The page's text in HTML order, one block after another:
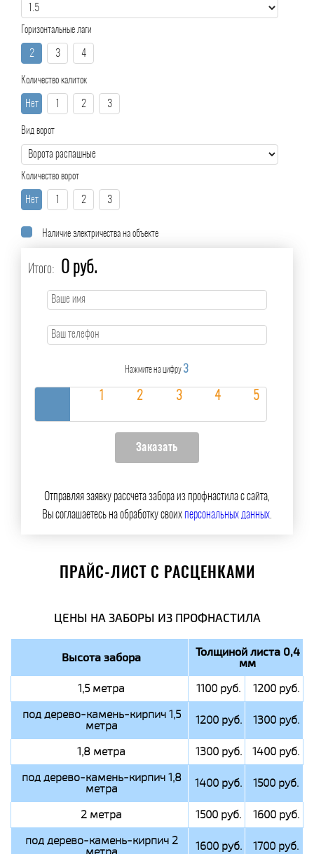
Горизонтальные лаги
2 3 4
Количество калиток
Нет 2 3
Вид ворот
Количество ворот
Нет 2 3
Наличие электричества на объекте
Итого: 0 руб.
Нажмите на цифру 3
Отправляя заявку рассчета забора из профнастила с сайта,
Вы соглашаетесь на обработку своихперсональных данных.
ПРАЙС-ЛИСТ С РАСЦЕНКАМИ
ЦЕНЫ НА ЗАБОРЫ ИЗ ПРОФНАСТИЛА
Высота забора Толщиной листа 0,4
мм
1,5 метра 1100 руб.
1200 руб.
под дерево-камень-кирпич 1,5
метра 1200 руб. 1300 руб.
1,8 метра 1300 руб.
1400 руб.
под дерево-камень-кирпич 1,8
метра 1400 руб. 1500 руб.
2 метра 1500 руб.
1600 руб.
под дерево-камень-кирпич 2
1600 руб. 1700 руб.